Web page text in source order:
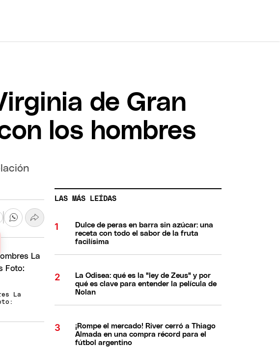
de Gran
los hombres
La
LAS MÁS LEÍDAS
Dulce de peras en barra sin azúcar: una
receta con todo el sabor de la fruta
facilísima
La Odisea: qué es la "ley de Zeus" y por
qué es clave para entender la película de
Nolan
¡Rompe el mercado! River cerró a Thiago
Almada en una compra récord para el
fútbol argentino